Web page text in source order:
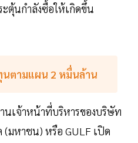
ตุ้นกำลังซื้อให้เกิดขึ้น
นตามแผน 2 หมื่นล้าน
นเจ้าหน้าที่บริหารของบริษัท
(มหาชน) หรือ GULF เปิด